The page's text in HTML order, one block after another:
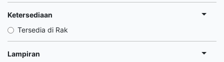
Ketersediaan
Tersedia di Rak
Lampiran